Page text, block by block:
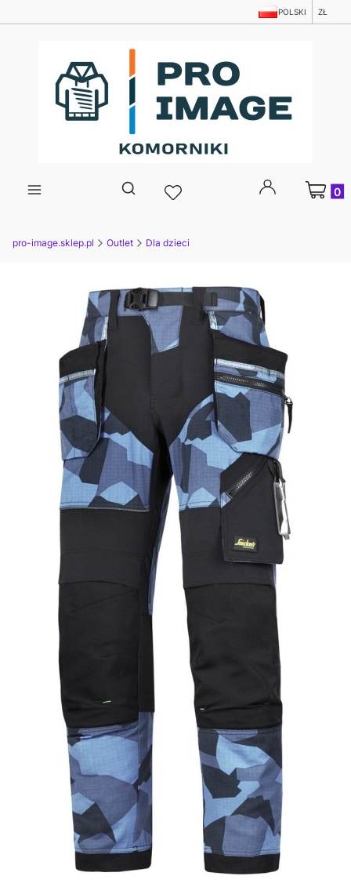
POLSKI ZŁ
Otwórz wyszukiwarkę
pro-image.sklep.pl Outlet Dla dzieci